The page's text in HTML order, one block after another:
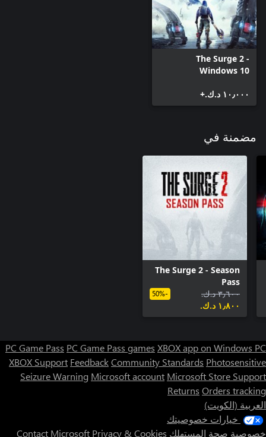
The Surge 2 -
Windows 10
١٠٫٠٠٠ د.ك.‏+
مضمنة في
The Surge 2 - Season
Pass
٣٫٦٠٠ د.ك.‏
١٫٨٠٠ د.ك.‏
-50%
PC Game Pass PC Game Pass games XBOX app on Windows PC
XBOX Support FeedbackCommunity Standards Photosensitive
Seizure Warning Microsoft account Microsoft Store Support
Returns Orders tracking
العربية (الكويت)
خيارات خصوصيتك
خصوصية صحة المستهلك
Contact Microsoft Privacy & Cookies